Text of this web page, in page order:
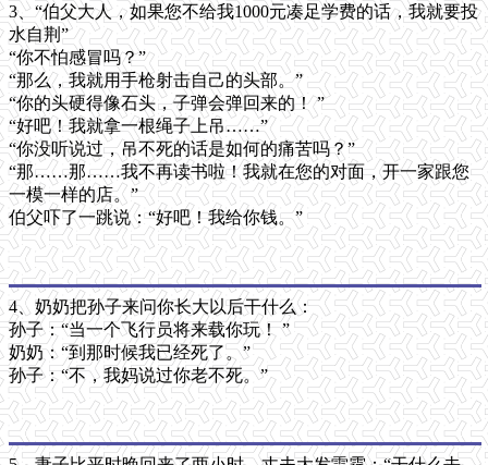
3、“伯父大人，如果您不给我1000元凑足学费的话，我就要投
水自荆”
“你不怕感冒吗？”
“那么，我就用手枪射击自己的头部。”
“你的头硬得像石头，子弹会弹回来的！ ”
“好吧！我就拿一根绳子上吊……”
“你没听说过，吊不死的话是如何的痛苦吗？”
“那……那……我不再读书啦！我就在您的对面，开一家跟您
一模一样的店。”
伯父吓了一跳说：“好吧！我给你钱。”
4、奶奶把孙子来问你长大以后干什么：
孙子：“当一个飞行员将来载你玩！ ”
奶奶：“到那时候我已经死了。”
孙子：“不，我妈说过你老不死。”